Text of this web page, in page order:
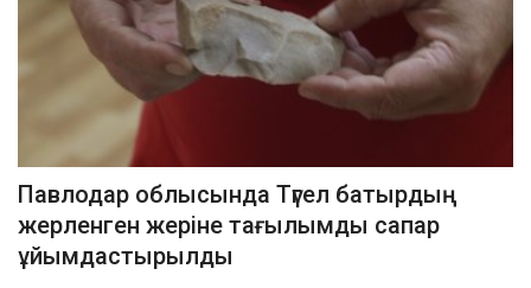
Павлодар облысында Түгел батырдың
жерленген жеріне тағылымды сапар
ұйымдастырылды